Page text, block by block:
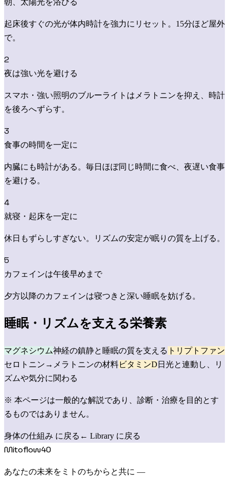
朝、太陽光を浴びる
起床後すぐの光が体内時計を強力にリセット。15分ほど屋外
で。
2
夜は強い光を避ける
スマホ・強い照明のブルーライトはメラトニンを抑え、時計
を後ろへずらす。
3
食事の時間を一定に
内臓にも時計がある。毎日ほぼ同じ時間に食べ、夜遅い食事
を避ける。
4
就寝・起床を一定に
休日もずらしすぎない。リズムの安定が眠りの質を上げる。
5
カフェインは午後早めまで
夕方以降のカフェインは寝つきと深い睡眠を妨げる。
睡眠・リズムを支える栄養素
マグネシウム神経の鎮静と睡眠の質を支える トリプトファン
セロトニン→メラトニンの材料ビタミンD 日光と連動し、リ
ズムや気分に関わる
※ 本ページは一般的な解説であり、診断・治療を目的とす
るものではありません。
身体の仕組み に戻る ← Library に戻る
Mitoflow40
あなたの未来をミトのちからと共に —